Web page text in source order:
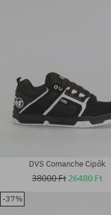
DVS Comanche Cipők
38000 Ft 26480 Ft
-37%